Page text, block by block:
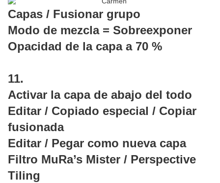
Capas / Fusionar grupo
Modo de mezcla = Sobreexponer
Opacidad de la capa a 70 %
11.
Activar la capa de abajo del todo
Editar / Copiado especial / Copiar
fusionada
Editar / Pegar como nueva capa
Filtro MuRa’s Mister / Perspective
Tiling